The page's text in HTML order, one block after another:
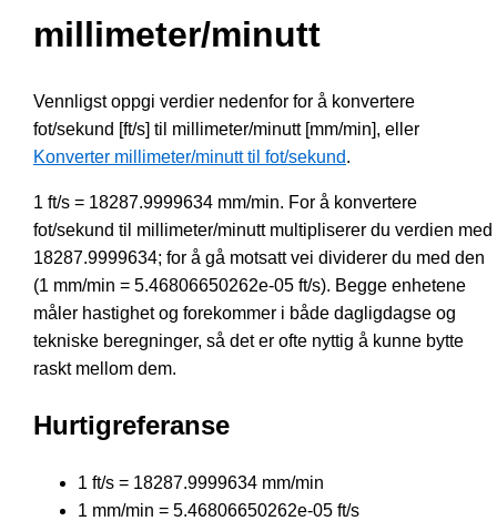
millimeter/minutt
Vennligst oppgi verdier nedenfor for å konvertere
fot/sekund [ft/s] til millimeter/minutt [mm/min], eller
Konverter millimeter/minutt til fot/sekund.
1 ft/s = 18287.9999634 mm/min. For å konvertere
fot/sekund til millimeter/minutt multipliserer du verdien med
18287.9999634; for å gå motsatt vei dividerer du med den
(1 mm/min = 5.46806650262e-05 ft/s). Begge enhetene
måler hastighet og forekommer i både dagligdagse og
tekniske beregninger, så det er ofte nyttig å kunne bytte
raskt mellom dem.
Hurtigreferanse
1 ft/s = 18287.9999634 mm/min
1 mm/min = 5.46806650262e-05 ft/s